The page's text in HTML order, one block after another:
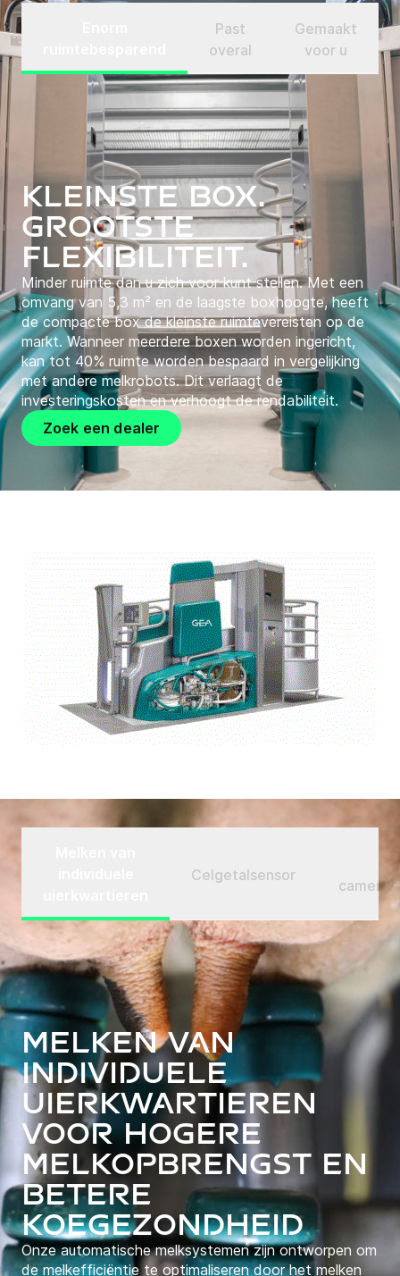
Past
overal
Gemaakt
voor u
Kleinste box.
Grootste
flexibiliteit.
Minder ruimte dan u zich voor kunt stellen. Met een
omvang van 5,3 m² en de laagste boxhoogte, heeft
de compacte box de kleinste ruimtevereisten op de
markt. Wanneer meerdere boxen worden ingericht,
kan tot 40% ruimte worden bespaard in vergelijking
met andere melkrobots. Dit verlaagt de
investeringskosten en verhoogt de rendabiliteit.
Zoek een dealer
Celgetalsensor
Melken van
individuele
uierkwartieren
voor hogere
melkopbrengst en
betere
koegezondheid
Onze automatische melksystemen zijn ontworpen om
de melkefficiëntie te optimaliseren door het melken